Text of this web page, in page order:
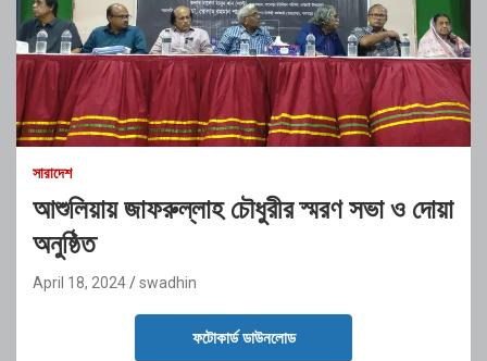
সারাদেশ
আশুলিয়ায় জাফরুল্লাহ চৌধুরীর স্মরণ সভা ও দোয়া
অনুষ্ঠিত
April 18, 2024 swadhin
ফটোকার্ড ডাউনলোড